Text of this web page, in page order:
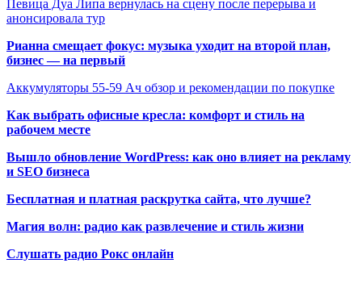
Певица Дуа Липа вернулась на сцену после перерыва и
анонсировала тур
Рианна смещает фокус: музыка уходит на второй план,
бизнес — на первый
Аккумуляторы 55-59 Ач обзор и рекомендации по покупке
Как выбрать офисные кресла: комфорт и стиль на
рабочем месте
Вышло обновление WordPress: как оно влияет на рекламу
и SEO бизнеса
Бесплатная и платная раскрутка сайта, что лучше?
Магия волн: радио как развлечение и стиль жизни
Слушать радио Рокс онлайн